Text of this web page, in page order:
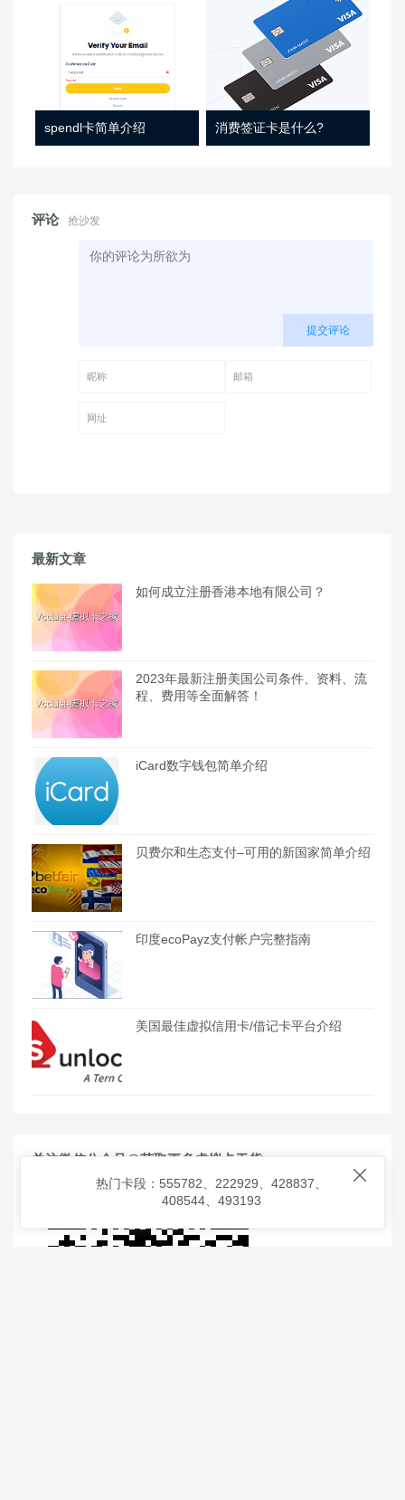
spendl卡简单介绍 消费签证卡是什么?
评论 抢沙发
提交评论
最新文章
如何成立注册香港本地有限公司？
2023年最新注册美国公司条件、资料、流
程、费用等全面解答！
iCard数字钱包简单介绍
贝费尔和生态支付–可用的新国家简单介绍
印度ecoPayz支付帐户完整指南
美国最佳虚拟信用卡/借记卡平台介绍
关注微信公众号@获取更多虚拟卡干货

热门卡段：555782、222929、428837、
408544、493193